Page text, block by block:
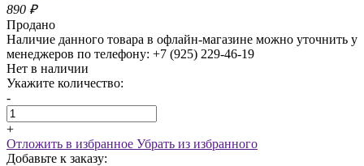
890 ₽
Продано
Наличие данного товара в офлайн-магазине можно уточнить у
менеджеров по телефону: +7 (925) 229-46-19
Нет в наличии
Укажите количество:
-
+
Отложить в избранное Убрать из избранного
Добавьте к заказу: